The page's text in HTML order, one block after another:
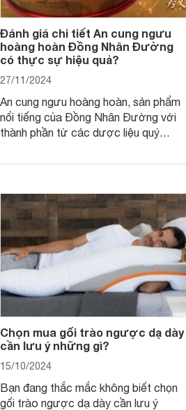
Đánh giá chi tiết An cung ngưu
hoàng hoàn Đồng Nhân Đường
có thực sự hiệu quả?
27/11/2024
An cung ngưu hoàng hoàn, sản phẩm
nổi tiếng của Đồng Nhân Đường với
thành phần từ các dược liệu quý
phòng ngừa đột quỵ do nhồi máu não.
Chọn mua gối trào ngược dạ dày
cần lưu ý những gì?
15/10/2024
Bạn đang thắc mắc không biết chọn
gối trào ngược dạ dày cần lưu ý